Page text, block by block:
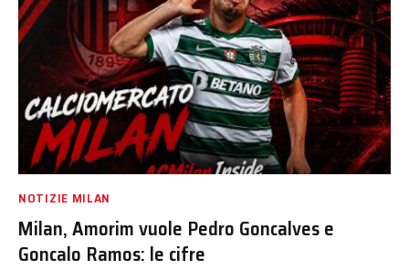
NOTIZIE MILAN
Milan, Amorim vuole Pedro Goncalves e
Goncalo Ramos: le cifre